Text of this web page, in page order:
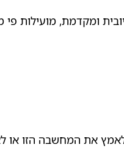
ומקדמת, מועילות פי
את המחשבה הזו או